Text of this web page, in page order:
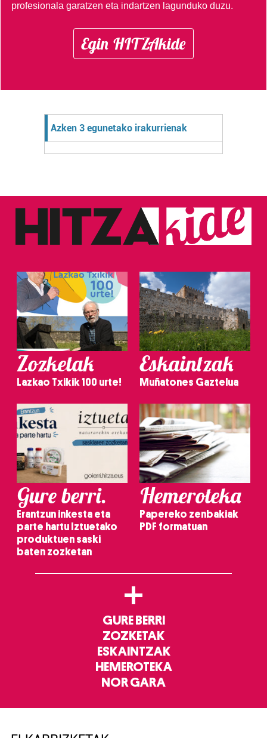
profesionala garatzen eta indartzen lagunduko duzu.
Egin HITZAkide
Azken 3 egunetako irakurrienak
Zozketak
Lazkao Txikik 100 urte!
Eskaintzak
Muñatones Gaztelua
Gure berri.
Erantzun inkesta eta
parte hartu Iztuetako
produktuen saski
baten zozketan
Hemeroteka
Papereko zenbakiak
PDF formatuan
+
GURE BERRI
ZOZKETAK
ESKAINTZAK
HEMEROTEKA
NOR GARA